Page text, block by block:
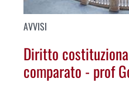
AVVISI
Diritto
comparato - prof